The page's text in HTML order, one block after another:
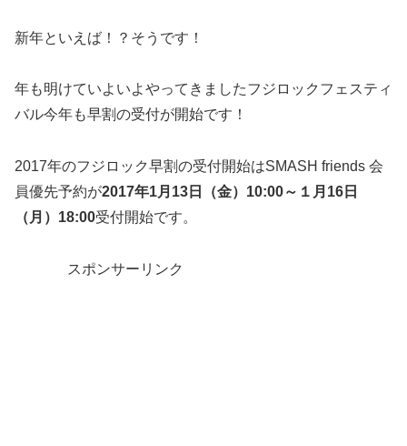
新年といえば！？そうです！
年も明けていよいよやってきましたフジロックフェスティ
バル今年も早割の受付が開始です！
2017年のフジロック早割の受付開始はSMASH friends 会
員優先予約が2017年1月13日（金）10:00～１月16日
（月）18:00受付開始です。
スポンサーリンク